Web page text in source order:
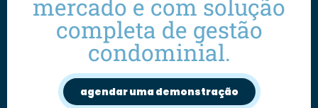
mercado e com solução
completa de gestão
condominial.
agendar uma demonstração